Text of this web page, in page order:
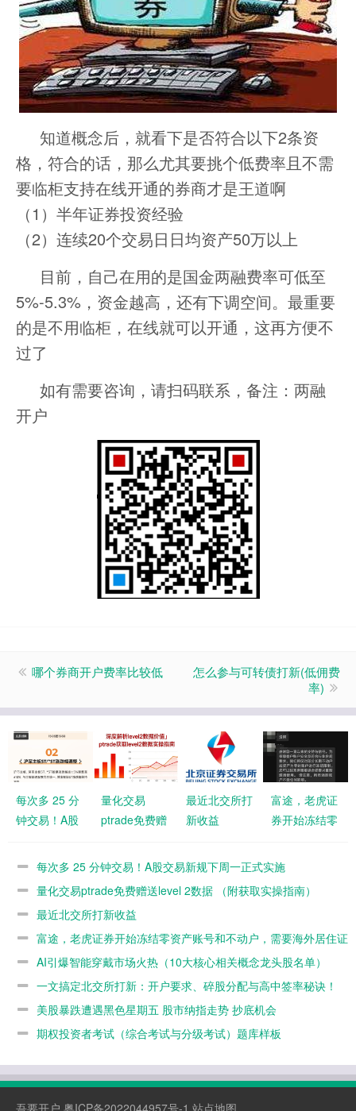
知道概念后，就看下是否符合以下2条资
格，符合的话，那么尤其要挑个低费率且不需
要临柜支持在线开通的券商才是王道啊
（1）半年证券投资经验
（2）连续20个交易日日均资产50万以上
目前，自己在用的是国金两融费率可低至
5%-5.3%，资金越高，还有下调空间。最重要
的是不用临柜，在线就可以开通，这再方便不
过了
如有需要咨询，请扫码联系，备注：两融
开户
哪个券商开户费率比较低
怎么参与可转债打新(低佣费
率)
每次多 25 分
钟交易！A股
一正式实施
量化交易
ptrade免费赠
（附获取实操
指南）
最近北交所打
新收益
富途，老虎证
券开始冻结零
动户，需要海
新激活
每次多 25 分钟交易！A股交易新规下周一正式实施
量化交易ptrade免费赠送level 2数据 （附获取实操指南）
最近北交所打新收益
富途，老虎证券开始冻结零资产账号和不动户，需要海外居住证
明重新激活
AI引爆智能穿戴市场火热（10大核心相关概念龙头股名单）
一文搞定北交所打新：开户要求、碎股分配与高中签率秘诀！
（附测试答案）
美股暴跌遭遇黑色星期五 股市纳指走势 抄底机会
期权投资者考试（综合考试与分级考试）题库样板
吾要开户 粤ICP备2022044957号-1 站点地图